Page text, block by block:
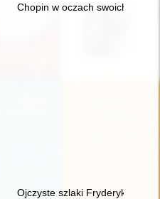
Chopin w oczach swoich
Chopina
Ojczyste szlaki Fryderyka